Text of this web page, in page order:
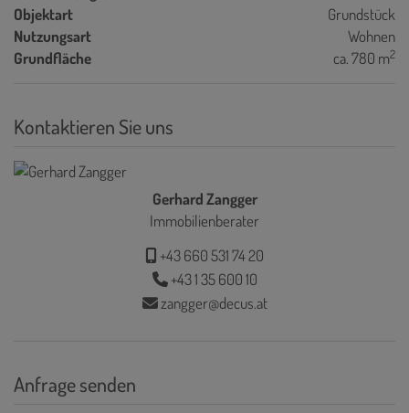
Objektart
Grundstück
Nutzungsart
Wohnen
Grundfläche
ca. 780 m2
Kontaktieren Sie uns
Gerhard Zangger
Immobilienberater
+43 660 531 74 20
+43 1 35 600 10
zangger@decus.at
Anfrage senden